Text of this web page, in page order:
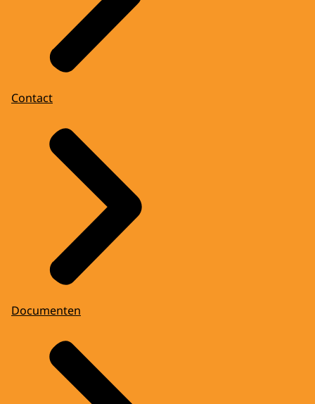
Contact
Documenten